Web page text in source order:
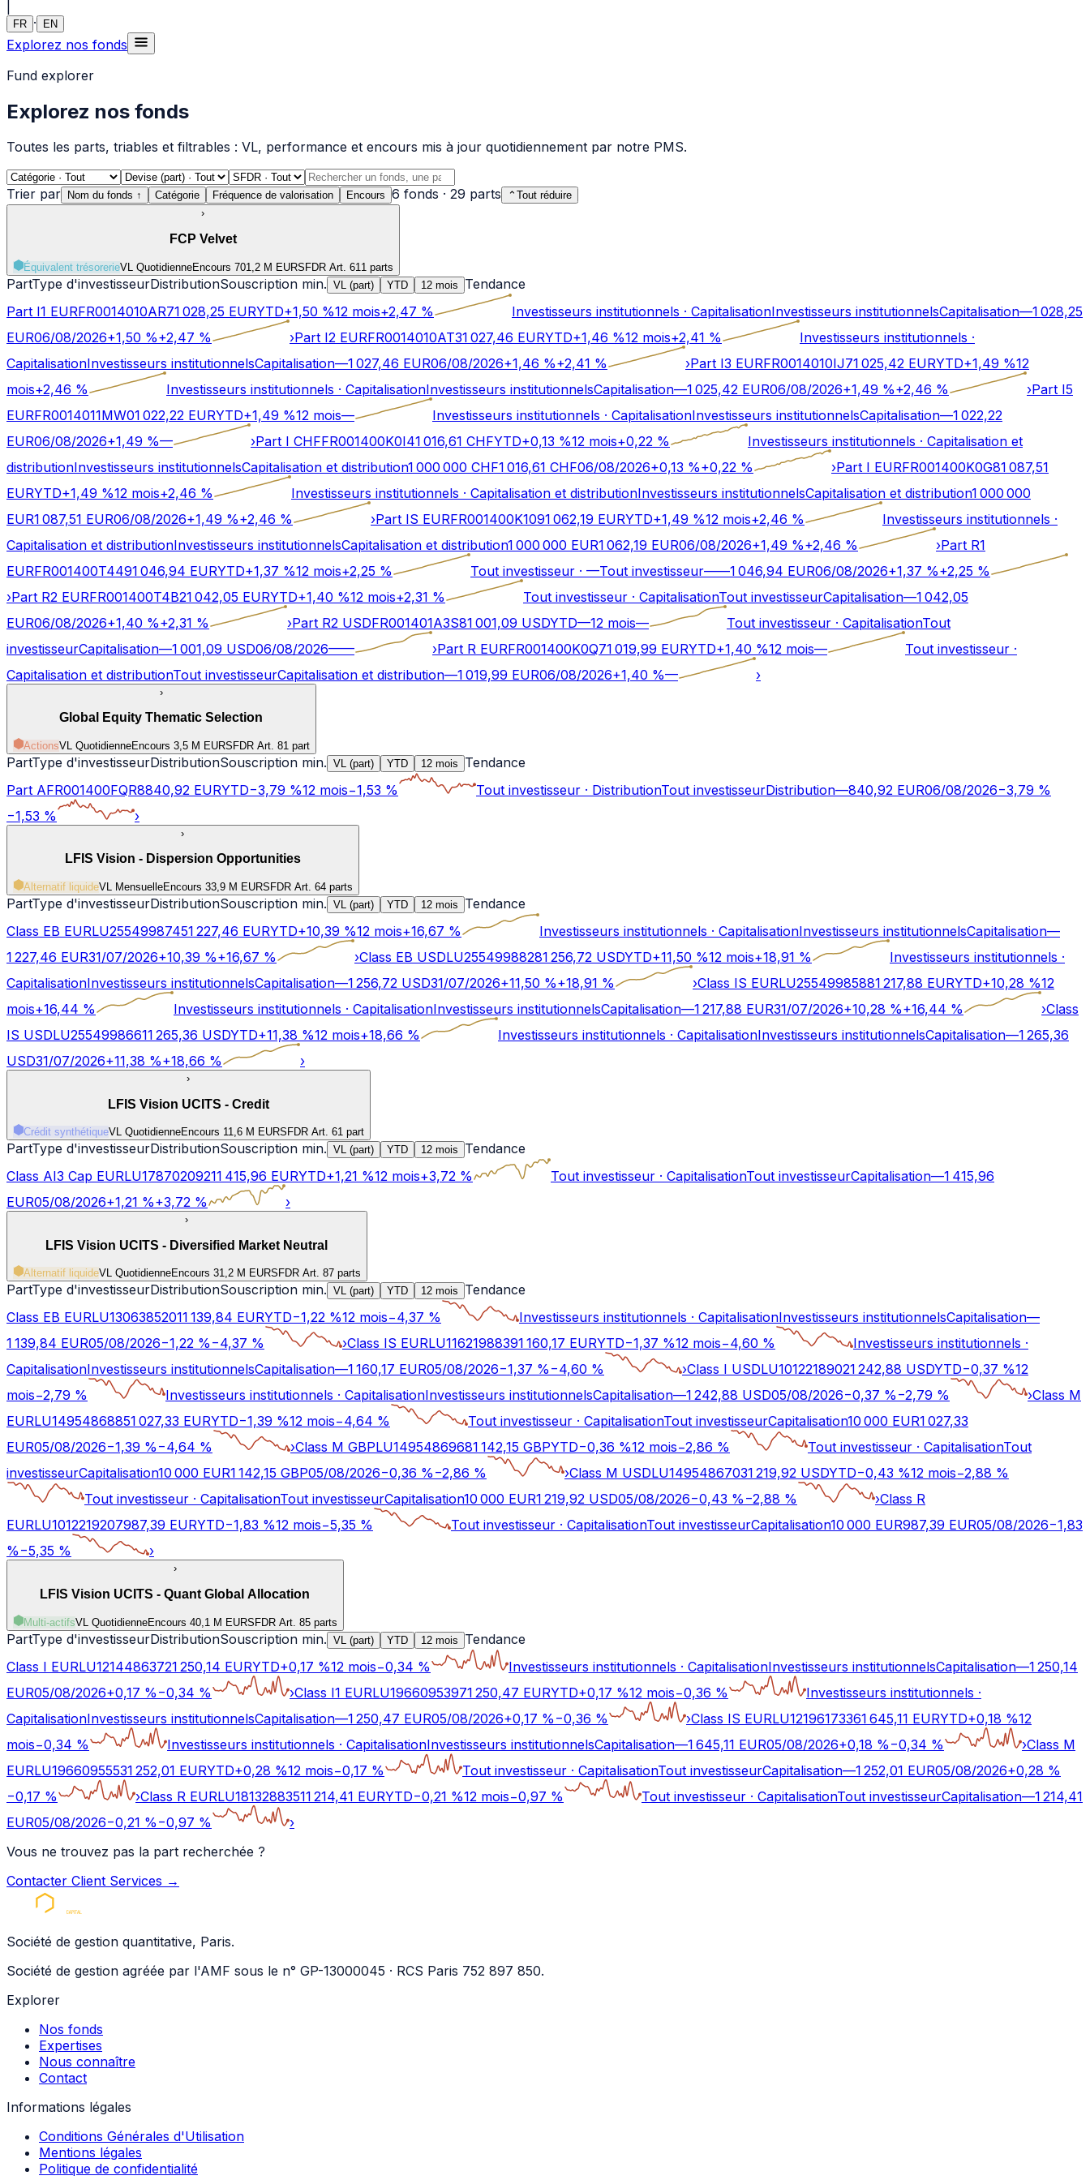
FR · EN
Explorez nos fonds
Fund explorer
Explorez nos fonds
Toutes les parts, triables et filtrables : VL, performance et encours mis à jour quotidiennement par notre PMS.
Trier par Nom du fonds ↑ Catégorie Fréquence de valorisation Encours 6 fonds · 29 parts ⌃ Tout réduire
›
FCP Velvet
Équivalent trésorerieVL QuotidienneEncours 701,2 M EURSFDR Art. 611 parts
PartType d'investisseurDistributionSouscription min. VL (part) YTD 12 mois
Tendance
Part I1 EURFR0014010AR71 028,25 EURYTD+1,50 %12 mois+2,47 % Investisseurs institutionnels · CapitalisationInvestisseurs institutionnelsCapitalisation—1 028,25
EUR06/08/2026+1,50 %+2,47 % ›Part I2 EURFR0014010AT31 027,46 EURYTD+1,46 %12 mois+2,41 % Investisseurs institutionnels ·
CapitalisationInvestisseurs institutionnelsCapitalisation—1 027,46 EUR06/08/2026+1,46 %+2,41 % ›Part I3 EURFR0014010IJ71 025,42 EURYTD+1,49 %12
mois+2,46 % Investisseurs institutionnels · CapitalisationInvestisseurs institutionnelsCapitalisation—1 025,42 EUR06/08/2026+1,49 %+2,46 % ›Part I5
EURFR0014011MW01 022,22 EURYTD+1,49 %12 mois— Investisseurs institutionnels · CapitalisationInvestisseurs institutionnelsCapitalisation—1 022,22
EUR06/08/2026+1,49 %— ›Part I CHFFR001400K0I41 016,61 CHFYTD+0,13 %12 mois+0,22 % Investisseurs institutionnels · Capitalisation et
distributionInvestisseurs institutionnelsCapitalisation et distribution1 000 000 CHF1 016,61 CHF06/08/2026+0,13 %+0,22 % ›Part I EURFR001400K0G81 087,51
EURYTD+1,49 %12 mois+2,46 % Investisseurs institutionnels · Capitalisation et distributionInvestisseurs institutionnelsCapitalisation et distribution1 000 000
EUR1 087,51 EUR06/08/2026+1,49 %+2,46 % ›Part IS EURFR001400K1091 062,19 EURYTD+1,49 %12 mois+2,46 % Investisseurs institutionnels ·
Capitalisation et distributionInvestisseurs institutionnelsCapitalisation et distribution1 000 000 EUR1 062,19 EUR06/08/2026+1,49 %+2,46 % ›Part R1
EURFR001400T4491 046,94 EURYTD+1,37 %12 mois+2,25 % Tout investisseur · —Tout investisseur——1 046,94 EUR06/08/2026+1,37 %+2,25 %
›Part R2 EURFR001400T4B21 042,05 EURYTD+1,40 %12 mois+2,31 % Tout investisseur · CapitalisationTout investisseurCapitalisation—1 042,05
EUR06/08/2026+1,40 %+2,31 % ›Part R2 USDFR001401A3S81 001,09 USDYTD—12 mois— Tout investisseur · CapitalisationTout
investisseurCapitalisation—1 001,09 USD06/08/2026—— ›Part R EURFR001400K0Q71 019,99 EURYTD+1,40 %12 mois— Tout investisseur ·
Capitalisation et distributionTout investisseurCapitalisation et distribution—1 019,99 EUR06/08/2026+1,40 %— ›
›
Global Equity Thematic Selection
ActionsVL QuotidienneEncours 3,5 M EURSFDR Art. 81 part
PartType d'investisseurDistributionSouscription min. VL (part) YTD 12 mois
Tendance
Part AFR001400FQR8840,92 EURYTD−3,79 %12 mois−1,53 % Tout investisseur · DistributionTout investisseurDistribution—840,92 EUR06/08/2026−3,79 %
−1,53 % ›
›
LFIS Vision - Dispersion Opportunities
Alternatif liquideVL MensuelleEncours 33,9 M EURSFDR Art. 64 parts
PartType d'investisseurDistributionSouscription min. VL (part) YTD 12 mois
Tendance
Class EB EURLU25549987451 227,46 EURYTD+10,39 %12 mois+16,67 % Investisseurs institutionnels · CapitalisationInvestisseurs institutionnelsCapitalisation—
1 227,46 EUR31/07/2026+10,39 %+16,67 % ›Class EB USDLU25549988281 256,72 USDYTD+11,50 %12 mois+18,91 % Investisseurs institutionnels ·
CapitalisationInvestisseurs institutionnelsCapitalisation—1 256,72 USD31/07/2026+11,50 %+18,91 % ›Class IS EURLU25549985881 217,88 EURYTD+10,28 %12
mois+16,44 % Investisseurs institutionnels · CapitalisationInvestisseurs institutionnelsCapitalisation—1 217,88 EUR31/07/2026+10,28 %+16,44 % ›Class
IS USDLU25549986611 265,36 USDYTD+11,38 %12 mois+18,66 % Investisseurs institutionnels · CapitalisationInvestisseurs institutionnelsCapitalisation—1 265,36
USD31/07/2026+11,38 %+18,66 % ›
›
LFIS Vision UCITS - Credit
Crédit synthétiqueVL QuotidienneEncours 11,6 M EURSFDR Art. 61 part
PartType d'investisseurDistributionSouscription min. VL (part) YTD 12 mois
Tendance
Class AI3 Cap EURLU17870209211 415,96 EURYTD+1,21 %12 mois+3,72 % Tout investisseur · CapitalisationTout investisseurCapitalisation—1 415,96
EUR05/08/2026+1,21 %+3,72 % ›
›
LFIS Vision UCITS - Diversified Market Neutral
Alternatif liquideVL QuotidienneEncours 31,2 M EURSFDR Art. 87 parts
PartType d'investisseurDistributionSouscription min. VL (part) YTD 12 mois
Tendance
Class EB EURLU13063852011 139,84 EURYTD−1,22 %12 mois−4,37 % Investisseurs institutionnels · CapitalisationInvestisseurs institutionnelsCapitalisation—
1 139,84 EUR05/08/2026−1,22 % −4,37 % ›Class IS EURLU11621988391 160,17 EURYTD−1,37 %12 mois−4,60 % Investisseurs institutionnels ·
CapitalisationInvestisseurs institutionnelsCapitalisation—1 160,17 EUR05/08/2026−1,37 % −4,60 % ›Class I USDLU10122189021 242,88 USDYTD−0,37 %12
mois−2,79 % Investisseurs institutionnels · CapitalisationInvestisseurs institutionnelsCapitalisation—1 242,88 USD05/08/2026−0,37 % −2,79 % ›Class M
EURLU14954868851 027,33 EURYTD−1,39 %12 mois−4,64 % Tout investisseur · CapitalisationTout investisseurCapitalisation10 000 EUR1 027,33
EUR05/08/2026−1,39 % −4,64 % ›Class M GBPLU14954869681 142,15 GBPYTD−0,36 %12 mois−2,86 % Tout investisseur · CapitalisationTout
investisseurCapitalisation10 000 EUR1 142,15 GBP05/08/2026−0,36 % −2,86 % ›Class M USDLU14954867031 219,92 USDYTD−0,43 %12 mois−2,88 %
Tout investisseur · CapitalisationTout investisseurCapitalisation10 000 EUR1 219,92 USD05/08/2026−0,43 % −2,88 % ›Class R
EURLU1012219207987,39 EURYTD−1,83 %12 mois−5,35 % Tout investisseur · CapitalisationTout investisseurCapitalisation10 000 EUR987,39 EUR05/08/2026−1,83
% −5,35 % ›
›
LFIS Vision UCITS - Quant Global Allocation
Multi-actifsVL QuotidienneEncours 40,1 M EURSFDR Art. 85 parts
PartType d'investisseurDistributionSouscription min. VL (part) YTD 12 mois
Tendance
Class I EURLU12144863721 250,14 EURYTD+0,17 %12 mois−0,34 % Investisseurs institutionnels · CapitalisationInvestisseurs institutionnelsCapitalisation—1 250,14
EUR05/08/2026+0,17 % −0,34 % ›Class I1 EURLU19660953971 250,47 EURYTD+0,17 %12 mois−0,36 % Investisseurs institutionnels ·
CapitalisationInvestisseurs institutionnelsCapitalisation—1 250,47 EUR05/08/2026+0,17 % −0,36 % ›Class IS EURLU12196173361 645,11 EURYTD+0,18 %12
mois−0,34 % Investisseurs institutionnels · CapitalisationInvestisseurs institutionnelsCapitalisation—1 645,11 EUR05/08/2026+0,18 % −0,34 % ›Class M
EURLU19660955531 252,01 EURYTD+0,28 %12 mois−0,17 % Tout investisseur · CapitalisationTout investisseurCapitalisation—1 252,01 EUR05/08/2026+0,28 %
−0,17 % ›Class R EURLU18132883511 214,41 EURYTD−0,21 %12 mois−0,97 % Tout investisseur · CapitalisationTout investisseurCapitalisation—1 214,41
EUR05/08/2026−0,21 % −0,97 %
›
Vous ne trouvez pas la part recherchée ?
Contacter Client Services →
Société de gestion quantitative, Paris.
Société de gestion agréée par l'AMF sous le n° GP-13000045 · RCS Paris 752 897 850.
Explorer
Nos fonds
Expertises
Nous connaître
Contact
Informations légales
Conditions Générales d'Utilisation
Mentions légales
Politique de confidentialité